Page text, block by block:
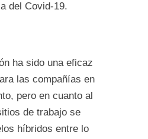
del Covid-19.
ha sido una eficaz
las compañías en
pero en cuanto al
de trabajo se
híbridos entre lo